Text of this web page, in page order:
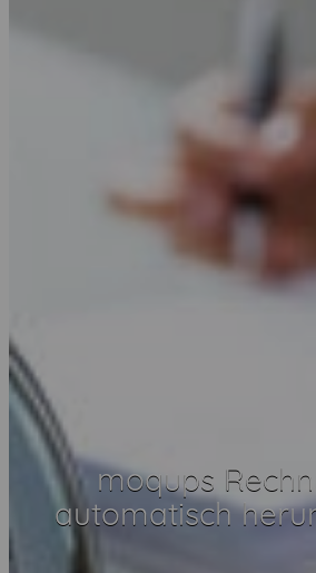
moqups
automatisch